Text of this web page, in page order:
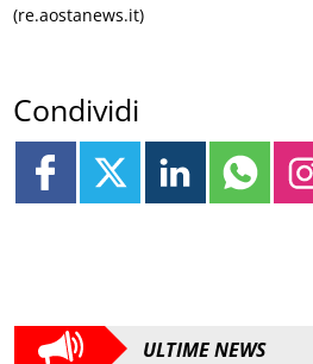
(re.aostanews.it)
Condividi
ULTIME NEWS